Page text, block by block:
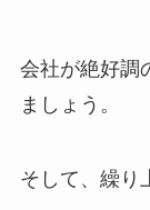
会社が絶好調
ましょう。
そして、繰り